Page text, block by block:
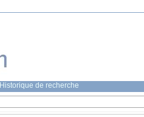
Historique de recherche